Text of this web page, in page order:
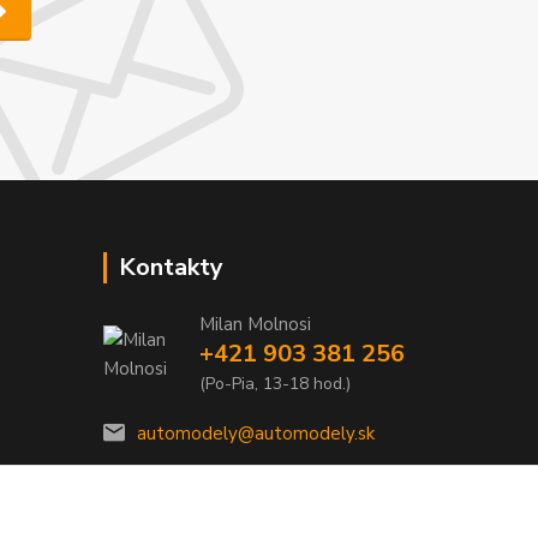
Kontakty
Milan Molnosi
+421 903 381 256
(Po-Pia, 13-18 hod.)
automodely@automodely.sk